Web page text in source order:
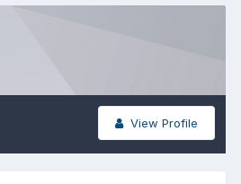
View Profile